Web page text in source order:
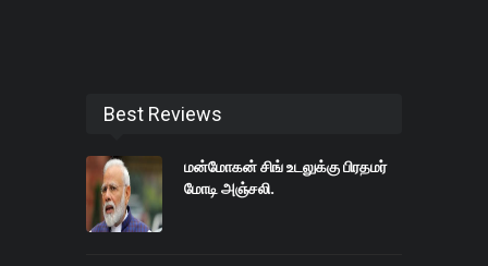
Best Reviews
மன்மோகன் சிங் உடலுக்கு பிரதமர்
மோடி அஞ்சலி.